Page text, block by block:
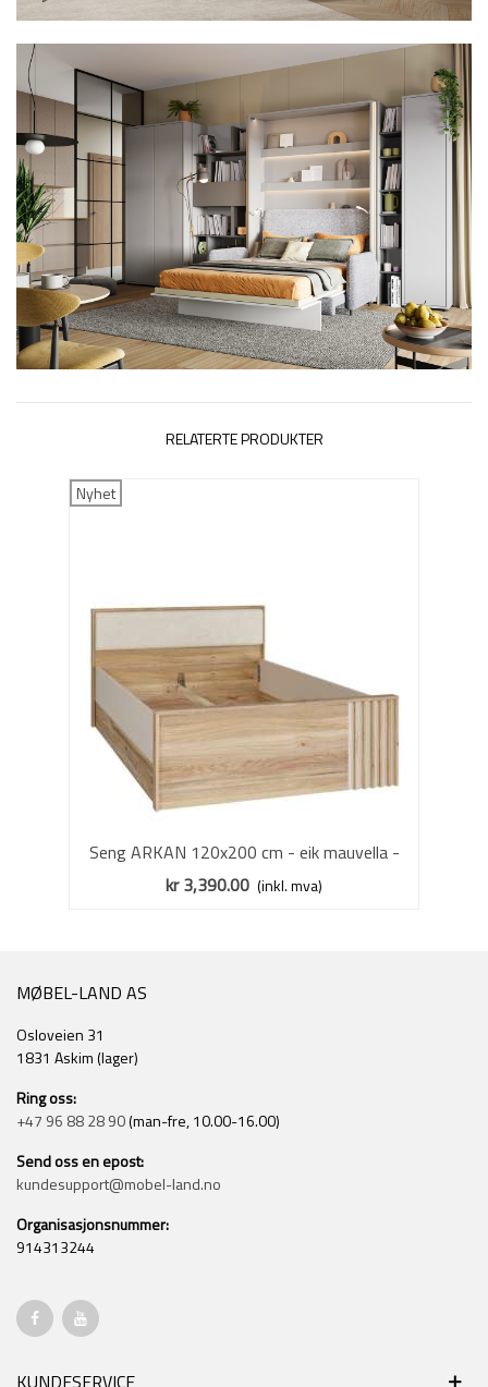
RELATERTE PRODUKTER
Nyhet
Seng ARKAN 120x200 cm - eik mauvella -
beige sand - 2 skuffer
kr 3,390.00 (inkl. mva)
MØBEL-LAND AS
Osloveien 31
1831 Askim (lager)
Ring oss:
+47 96 88 28 90(man-fre, 10.00-16.00)
Send oss en epost:
kundesupport@mobel-land.no
Organisasjonsnummer:
914313244
KUNDESERVICE